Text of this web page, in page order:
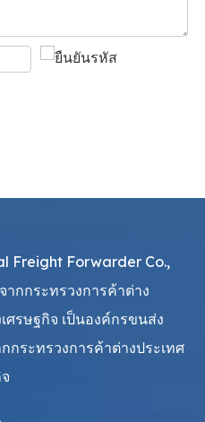
Freight Forwarder Co.,
กกระทรวงการค้าต่าง
ศรษฐกิจ เป็นองค์กรขนส่ง
ระทรวงการค้าต่างประเทศ